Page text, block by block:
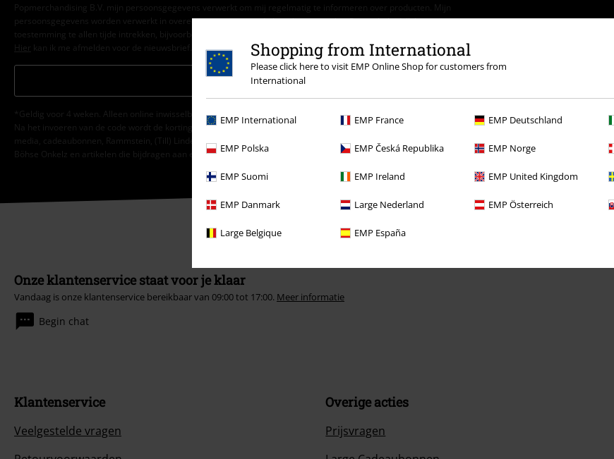
Shopping from International
Please click here to visit EMP Online Shop for customers from
International
EMP International EMP France EMP Deutschland
EMP Polska EMP Česká Republika EMP Norge
EMP Suomi EMP Ireland EMP United Kingdom
EMP Danmark Large Nederland EMP Österreich
Large Belgique EMP España
Popmerchandising B.V. mijn persoonsgegevens verwerkt om mij regelmatig te informeren over producten. Mijn
persoonsgegevens worden verwerkt in overeenstemming met de bepalingen van hetPrivacybeleid. Ik kan mijn
toestemming te allen tijde intrekken, bijvoorbeeld door op de ‘afmelden’-link te klikken.
Hier kan ik me afmelden voor de nieuwsbrief.
Aanmelden
*Geldig voor 4 weken. Alleen online inwisselbaar. Kan niet worden gebruikt in combinatie met andere promotiecodes.
Na het invoeren van de code wordt de korting automatisch verrekend in je winkelmandje. Niet geldig op boeken,
media, cadeaubonnen, Rammstein, (Till) Lindemann, Die Ärzte, Die Toten Hosen, Feine Sahne Fischfilet, Broilers,
Böhse Onkelz en artikelen die bijdragen aan een goed doel.
Onze klantenservice staat voor je klaar
Vandaag is onze klantenservice bereikbaar van 09:00 tot 17:00. Meer informatie
Begin chat
Klantenservice
Veelgestelde vragen
Overige acties
Prijsvragen